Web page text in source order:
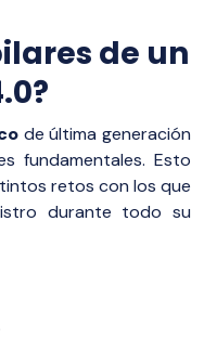
de un
de última generación
fundamentales. Esto
retos con los que
durante todo su